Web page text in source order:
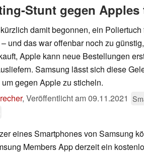
Stunt gegen
damit begonnen, ein Poliertuch
und das war offenbar noch zu
Apple kann neue Bestellungen
Samsung lässt sich diese
gegen Apple zu sticheln.
, Veröffentlicht am09.11.2021
eines Smartphones von Samsung
Members App derzeit ein